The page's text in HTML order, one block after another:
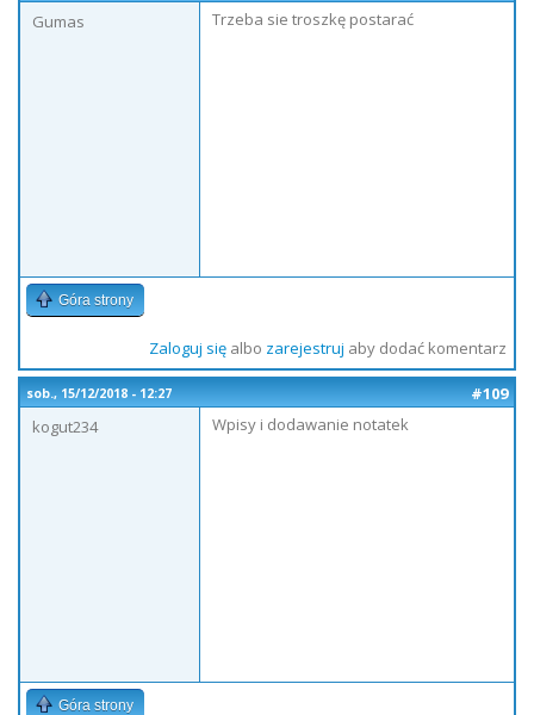
Gumas
Trzeba sie troszkę postarać
Góra strony
Zaloguj sięalbo zarejestruj aby dodać komentarz
sob., 15/12/2018 - 12:27
#109
kogut234
Wpisy i dodawanie notatek
Góra strony